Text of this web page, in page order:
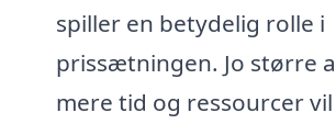
spiller en betydelig rolle i
prissætningen. Jo større
mere tid og ressourcer